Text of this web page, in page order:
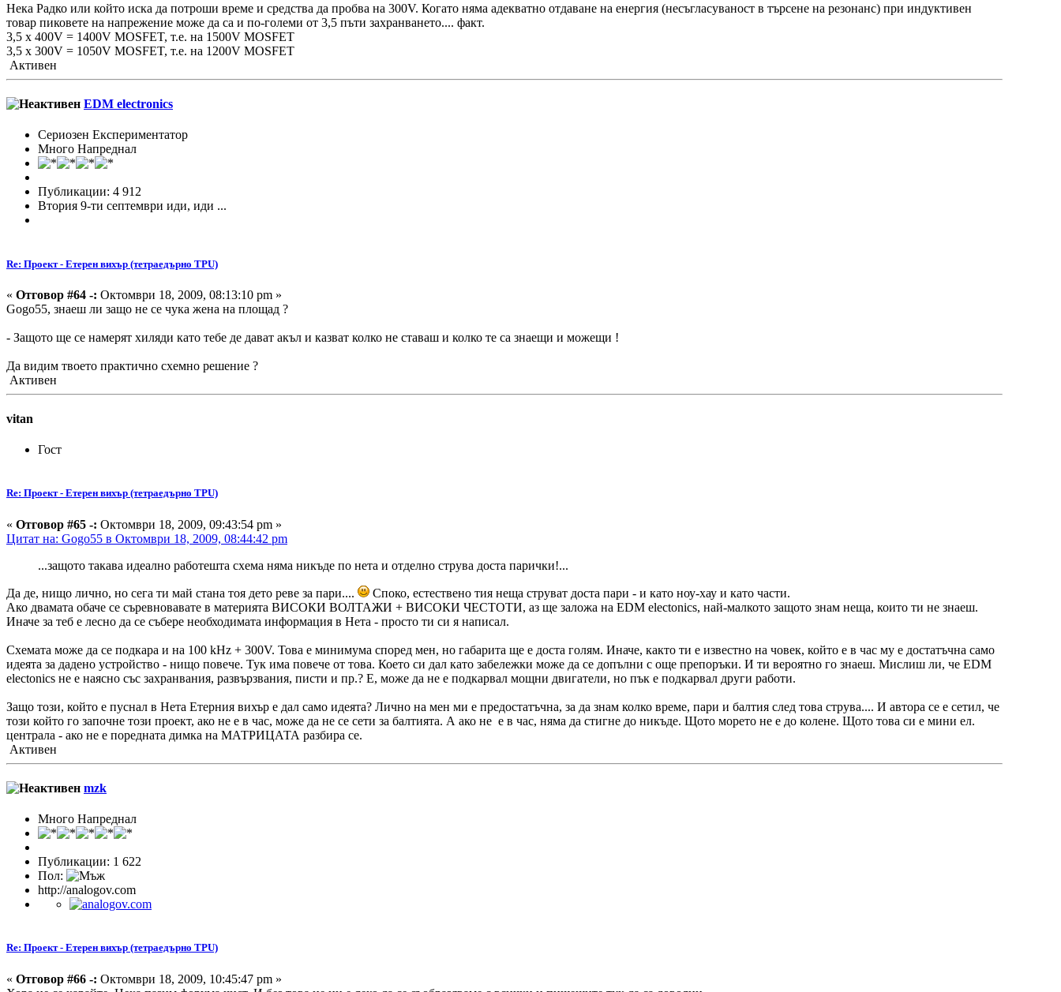
Нека Радко или който иска да потроши време и средства да пробва на 300V. Когато няма адекватно отдаване на енергия (несъгласуваност в търсене на резонанс) при индуктивен
товар пиковете на напрежение може да са и по-големи от 3,5 пъти захранването.... факт.
3,5 х 400V = 1400V MOSFET, т.е. на 1500V MOSFET
3,5 x 300V = 1050V MOSFET, т.е. на 1200V MOSFET
Активен
EDM electronics
Сериозен Експериментатор
Много Напреднал
Публикации: 4 912
Втория 9-ти септември иди, иди ...
Re: Проект - Етерен вихър (тетраедърно TPU)
« Отговор #64 -: Октомври 18, 2009, 08:13:10 pm »
Gogo55, знаеш ли защо не се чука жена на площад ?
- Защото ще се намерят хиляди като тебе де дават акъл и казват колко не ставаш и колко те са знаещи и можещи !
Да видим твоето практично схемно решение ?
Активен
vitan
Гост
Re: Проект - Етерен вихър (тетраедърно TPU)
« Отговор #65 -: Октомври 18, 2009, 09:43:54 pm »
Цитат на: Gogo55 в Октомври 18, 2009, 08:44:42 pm
...защото такава идеално работешта схема няма никъде по нета и отделно струва доста парички!...
Да де, нищо лично, но сега ти май стана тоя дето реве за пари....
Споко, естествено тия неща струват доста пари - и като ноу-хау и като части.
Ако двамата обаче се съревновавате в материята ВИСОКИ ВОЛТАЖИ + ВИСОКИ ЧЕСТОТИ, аз ще заложа на EDM electonics, най-малкото защото знам неща, които ти не знаеш.
Иначе за теб е лесно да се събере необходимата информация в Нета - просто ти си я написал.
Схемата може да се подкара и на 100 kHz + 300V. Това е минимума според мен, но габарита ще е доста голям. Иначе, както ти е известно на човек, който е в час му е достатъчна само
идеята за дадено устройство - нищо повече. Тук има повече от това. Което си дал като забележки може да се допълни с още препоръки. И ти вероятно го знаеш. Мислиш ли, че EDM
electonics не е наясно със захранвания, развързвания, писти и пр.? Е, може да не е подкарвал мощни двигатели, но пък е подкарвал други работи.
Защо този, който е пуснал в Нета Етерния вихър е дал само идеята? Лично на мен ми е предостатъчна, за да знам колко време, пари и балтия след това струва.... И автора се е сетил, че
този който го започне този проект, ако не е в час, може да не се сети за балтията. А ако не е в час, няма да стигне до никъде. Щото морето не е до колене. Щото това си е мини ел.
централа - ако не е поредната димка на МАТРИЦАТА разбира се.
Активен
mzk
Много Напреднал
Публикации: 1 622
Пол:
http://analogov.com
Re: Проект - Етерен вихър (тетраедърно TPU)
« Отговор #66 -: Октомври 18, 2009, 10:45:47 pm »